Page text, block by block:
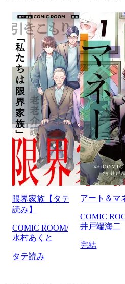
限界家族【タテ
読み】
COMIC ROOM/
水村あくと
タテ読み
アート＆マ
COMIC
井戸端海二
完結